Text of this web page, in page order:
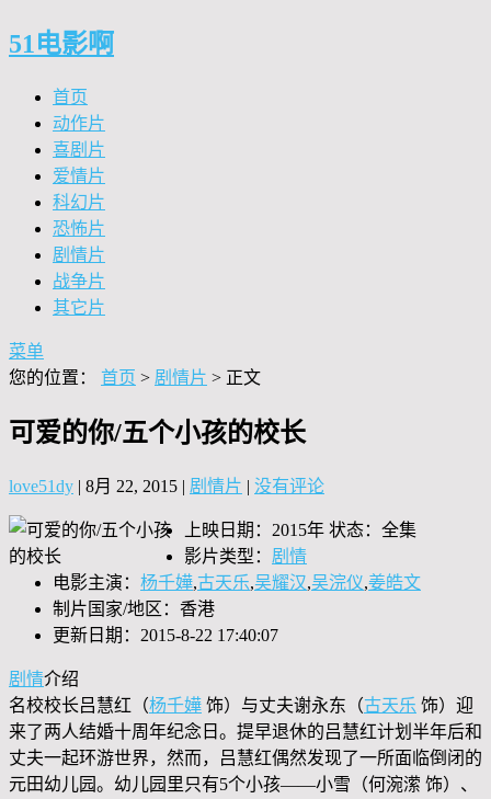
51电影啊
首页
动作片
喜剧片
爱情片
科幻片
恐怖片
剧情片
战争片
其它片
菜单
您的位置： 首页 > 剧情片 > 正文
可爱的你/五个小孩的校长
love51dy | 8月 22, 2015 | 剧情片 | 没有评论
上映日期：2015年 状态：全集
影片类型： 剧情
电影主演： 杨千嬅,古天乐,吴耀汉,吴浣仪,姜皓文
制片国家/地区：香港
更新日期：2015-8-22 17:40:07
剧情介绍
名校校长吕慧红（杨千嬅 饰）与丈夫谢永东（古天乐 饰）迎
来了两人结婚十周年纪念日。提早退休的吕慧红计划半年后和
丈夫一起环游世界，然而，吕慧红偶然发现了一所面临倒闭的
元田幼儿园。幼儿园里只有5个小孩——小雪（何涴潆 饰）、